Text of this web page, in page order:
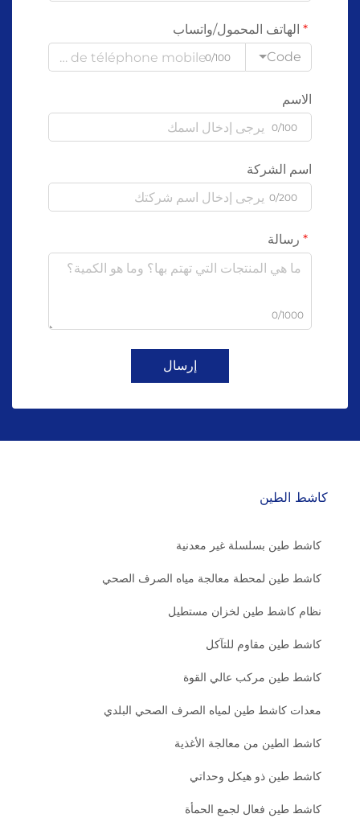
الهاتف المحمول/واتساب
Code
0/100
الاسم
0/100
اسم الشركة
0/200
رسالة
0/1000
إرسال
كاشط الطين
كاشط طين بسلسلة غير معدنية
كاشط طين لمحطة معالجة مياه الصرف الصحي
نظام كاشط طين لخزان مستطيل
كاشط طين مقاوم للتآكل
كاشط طين مركب عالي القوة
معدات كاشط طين لمياه الصرف الصحي البلدي
كاشط الطين من معالجة الأغذية
كاشط طين ذو هيكل وحداتي
كاشط طين فعال لجمع الحمأة